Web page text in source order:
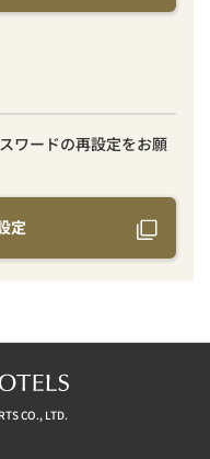
ワードの再設定をお願
定
CO., LTD.